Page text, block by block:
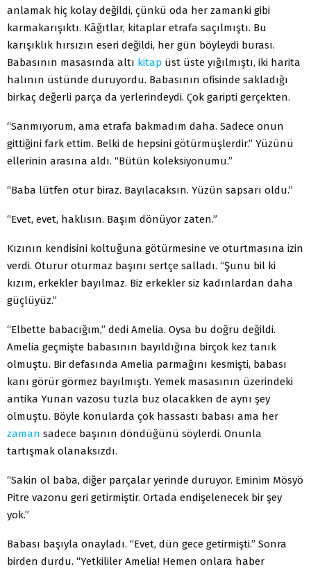
anlamak hiç kolay değildi, çünkü oda her zamanki gibi
karmakarışıktı. Kâğıtlar, kitaplar etrafa saçılmıştı. Bu
karışıklık hırsızın eseri değildi, her gün böyleydi burası.
Babasının masasında altı kitap üst üste yığılmıştı, iki harita
halının üstünde duruyordu. Babasının ofisinde sakladığı
birkaç değerli parça da yerlerindeydi. Çok garipti gerçekten.
“Sanmıyorum, ama etrafa bakmadım daha. Sadece onun
gittiğini fark ettim. Belki de hepsini götürmüşlerdir.” Yüzünü
ellerinin arasına aldı. “Bütün koleksiyonumu.”
“Baba lütfen otur biraz. Bayılacaksın. Yüzün sapsarı oldu.”
“Evet, evet, haklısın. Başım dönüyor zaten.”
Kızının kendisini koltuğuna götürmesine ve oturtmasına izin
verdi. Oturur oturmaz başını sertçe salladı. “Şunu bil ki
kızım, erkekler bayılmaz. Biz erkekler siz kadınlardan daha
güçlüyüz.”
“Elbette babacığım,” dedi Amelia. Oysa bu doğru değildi.
Amelia geçmişte babasının bayıldığına birçok kez tanık
olmuştu. Bir defasında Amelia parmağını kesmişti, babası
kanı görür görmez bayılmıştı. Yemek masasının üzerindeki
antika Yunan vazosu tuzla buz olacakken de aynı şey
olmuştu. Böyle konularda çok hassastı babası ama her
zaman sadece başının döndüğünü söylerdi. Onunla
tartışmak olanaksızdı.
“Sakin ol baba, diğer parçalar yerinde duruyor. Eminim Mösyö
Pitre vazonu geri getirmiştir. Ortada endişelenecek bir şey
yok.”
Babası başıyla onayladı. “Evet, dün gece getirmişti.” Sonra
birden durdu. “Yetkililer Amelia! Hemen onlara haber